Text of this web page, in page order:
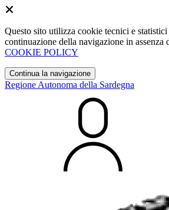
Questo sito utilizza cookie tecnici e
continuazione della navigazione in
COOKIE POLICY
Continua la navigazione
Regione Autonoma della Sardegna